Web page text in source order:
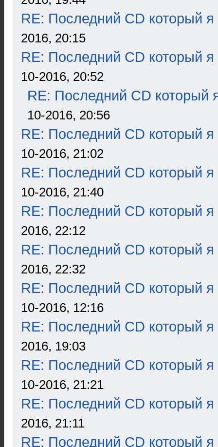
RE: Последний CD который я
2016, 20:15
RE: Последний CD который я
10-2016, 20:52
RE: Последний CD который
10-2016, 20:56
RE: Последний CD который я
10-2016, 21:02
RE: Последний CD который я
10-2016, 21:40
RE: Последний CD который я
2016, 22:12
RE: Последний CD который я
2016, 22:32
RE: Последний CD который я
10-2016, 12:16
RE: Последний CD который я
2016, 19:03
RE: Последний CD который я
10-2016, 21:21
RE: Последний CD который я
2016, 21:11
RE: Последний CD который я